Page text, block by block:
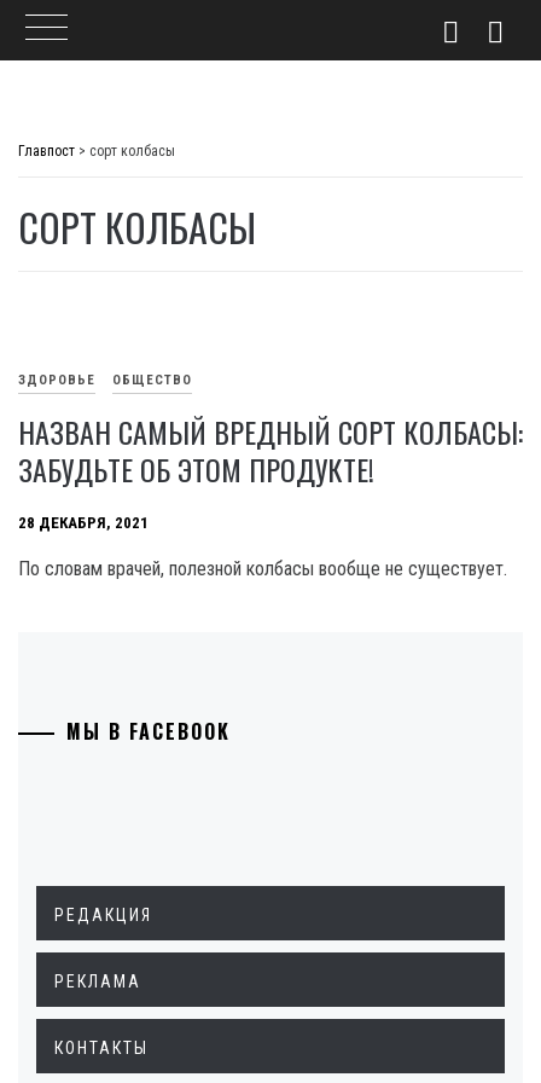
Главпост > сорт колбасы
СОРТ КОЛБАСЫ
ЗДОРОВЬЕ ОБЩЕСТВО
НАЗВАН САМЫЙ ВРЕДНЫЙ СОРТ КОЛБАСЫ:
ЗАБУДЬТЕ ОБ ЭТОМ ПРОДУКТЕ!
28 ДЕКАБРЯ, 2021
По словам врачей, полезной колбасы вообще не существует.
МЫ В FACEBOOK
РЕДАКЦИЯ
РЕКЛАМА
КОНТАКТЫ